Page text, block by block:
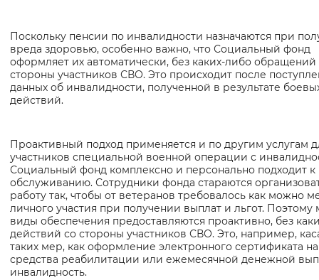
Поскольку пенсии по инвалидности назначаются при
вреда здоровью, особенно важно, что Социальный фонд
оформляет их автоматически, без каких-либо обращений
стороны участников СВО. Это происходит после
данных об инвалидности, полученной в результате
действий.
Проактивный подход применяется и по другим услугам
участников специальной военной операции с
Социальный фонд комплексно и персонально подходит к
обслуживанию. Сотрудники фонда стараются
работу так, чтобы от ветеранов требовалось как можно
личного участия при получении выплат и льгот. Поэтому
виды обеспечения предоставляются проактивно, без
действий со стороны участников СВО. Это, например,
таких мер, как оформление электронного сертификата на
средства реабилитации или ежемесячной денежной
инвалидность.